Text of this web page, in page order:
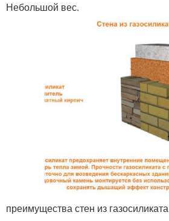
Небольшой вес.
преимущества стен из газосиликата